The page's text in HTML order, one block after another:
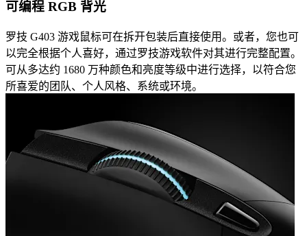
可编程 RGB 背光
罗技 G403 游戏鼠标可在拆开包装后直接使用。或者，您也可
以完全根据个人喜好，通过罗技游戏软件对其进行完整配置。
可从多达约 1680 万种颜色和亮度等级中进行选择，以符合您
所喜爱的团队、个人风格、系统或环境。